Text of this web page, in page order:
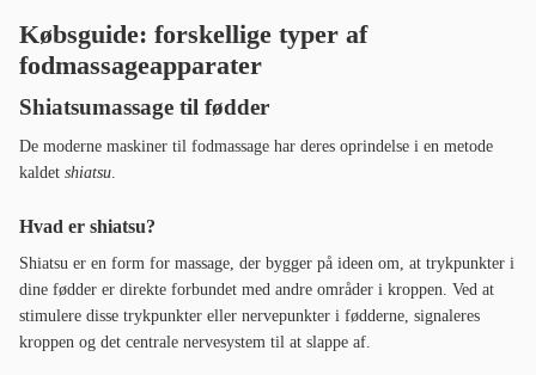
Købsguide: forskellige typer af
fodmassageapparater
Shiatsumassage til fødder
De moderne maskiner til fodmassage har deres oprindelse i en metode
kaldet shiatsu
Hvad er shiatsu?
Shiatsu er en form for massage, der bygger på ideen om, at trykpunkter i
dine fødder er direkte forbundet med andre områder i kroppen. Ved at
stimulere disse trykpunkter eller nervepunkter i fødderne, signaleres
kroppen og det centrale nervesystem til at slappe af.